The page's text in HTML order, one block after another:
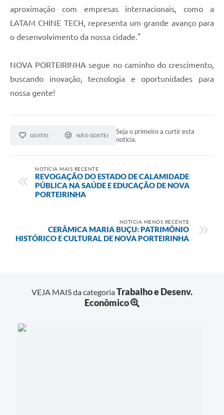
aproximação com empresas internacionais, como a
LATAM CHINE TECH, representa um grande avanço para
o desenvolvimento da nossa cidade."
NOVA PORTEIRINHA segue no caminho do crescimento,
buscando inovação, tecnologia e oportunidades para
nossa gente!
GOSTEI NÃO GOSTEI
Seja o primeiro a curtir esta
notícia.
NOTÍCIA MAIS RECENTE
REVOGAÇÃO DO ESTADO DE CALAMIDADE
PÚBLICA NA SAÚDE E EDUCAÇÃO DE NOVA
PORTEIRINHA
NOTÍCIA MENOS RECENTE
CERÂMICA MARIA BUÇU: PATRIMÔNIO
HISTÓRICO E CULTURAL DE NOVA PORTEIRINHA
VEJA MAIS da categoriaTrabalho e Desenv.
Econômico